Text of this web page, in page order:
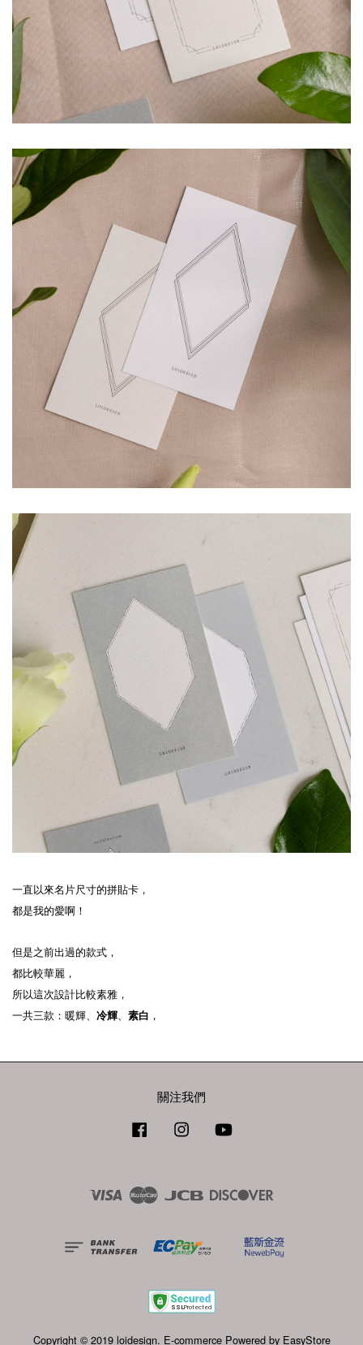
一直以來名片尺寸的拼貼卡，
都是我的愛啊！
但是之前出過的款式，
都比較華麗，
所以這次設計比較素雅，
一共三款： 暖輝 冷輝 素白 ，
關注我們
Facebook Instagram
Visa Master JCB
Copyright © 2019 loidesign. E-commerce Powered by EasyStore